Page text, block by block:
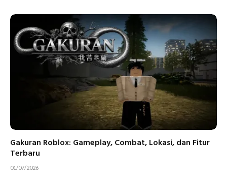
Gakuran Roblox: Gameplay, Combat, Lokasi, dan Fitur
Terbaru
01/07/2026